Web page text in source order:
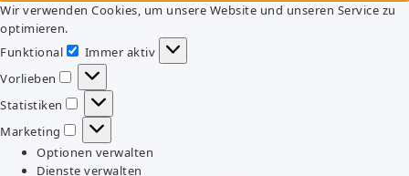
Wir verwenden Cookies, um unsere Website und unseren Service zu
optimieren.
Funktional
Funktional
Immer aktiv
Vorlieben
Vorlieben
Statistiken
Statistiken
Marketing
Marketing
Optionen verwalten
Dienste verwalten